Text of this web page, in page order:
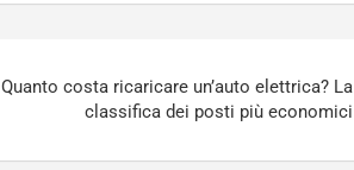
Quanto costa ricaricare un’auto elettrica? La
classifica dei posti più economici